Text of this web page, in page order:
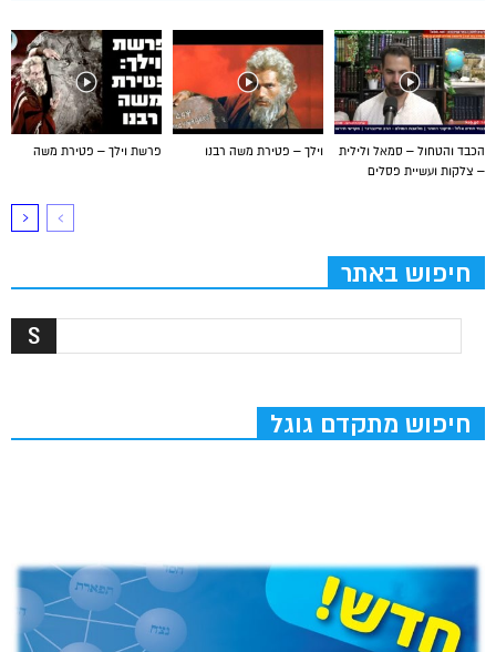
פרשת וילך – פטירת משה וילך – פטירת משה רבנו
הכבד והטחול – סמאל ולילית
– צלקות ועשיית פסלים
חיפוש באתר
חיפוש מתקדם גוגל